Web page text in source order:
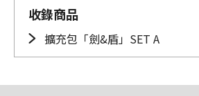
收錄商品
擴充包「劍&盾」SET A